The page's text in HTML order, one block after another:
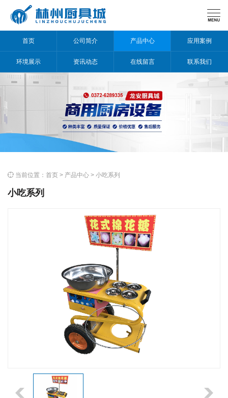

首页 公司简介 产品中心 应用案例
环境展示 资讯动态 在线留言 联系我们
 当前位置： 首页 > 产品中心 > 小吃系列
小吃系列